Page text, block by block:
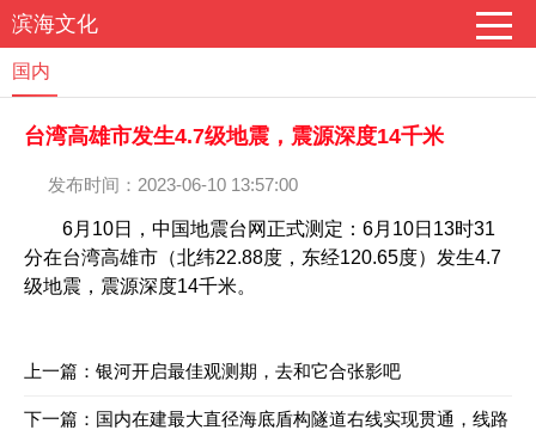
滨海文化
国内
台湾高雄市发生4.7级地震，震源深度14千米
发布时间：2023-06-10 13:57:00
6月10日，中国地震台网正式测定：6月10日13时31
分在台湾高雄市（北纬22.88度，东经120.65度）发生4.7
级地震，震源深度14千米。
上一篇： 银河开启最佳观测期，去和它合张影吧
下一篇： 国内在建最大直径海底盾构隧道右线实现贯通，线路